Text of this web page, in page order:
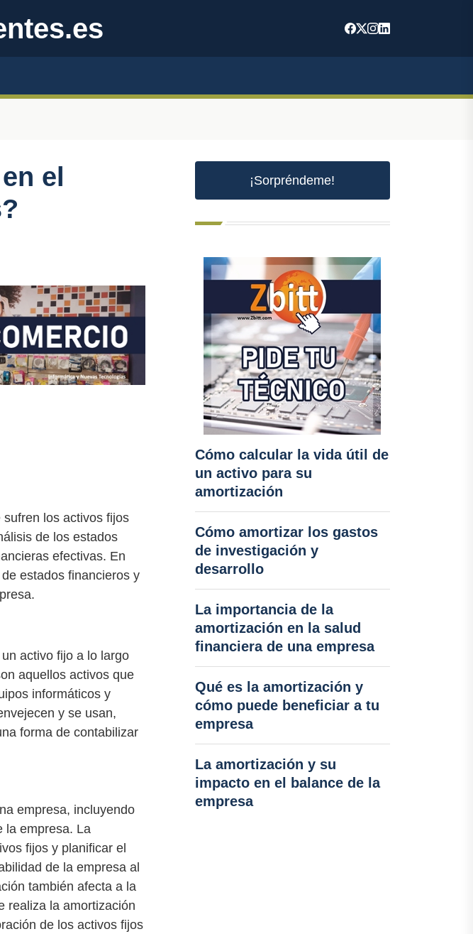
el
los activos fijos
de los estados
efectivas. En
estados financieros y
activo fijo a lo largo
aquellos activos que
informáticos y
y se usan,
forma de contabilizar
empresa, incluyendo
la empresa. La
fijos y planificar el
de la empresa al
también afecta a la
realiza la amortización
de los activos fijos
¡Sorpréndeme!
Cómo calcular la vida útil de
un activo para su
amortización
Cómo amortizar los gastos
de investigación y
desarrollo
La importancia de la
amortización en la salud
financiera de una empresa
Qué es la amortización y
cómo puede beneficiar a tu
empresa
La amortización y su
impacto en el balance de la
empresa